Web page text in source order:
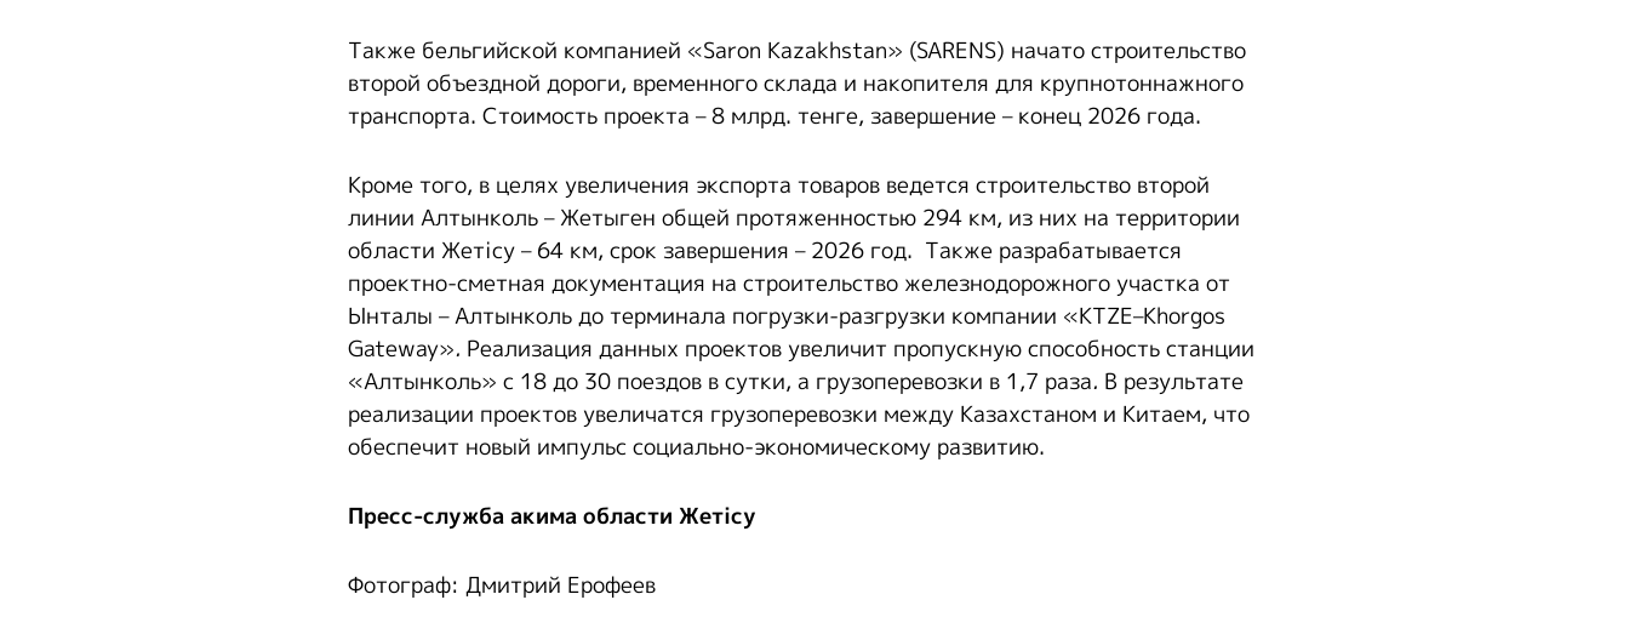
Также бельгийской компанией «Saron Kazakhstan» (SARENS) начато строительство
второй объездной дороги, временного склада и накопителя для крупнотоннажного
транспорта. Стоимость проекта – 8 млрд. тенге, завершение – конец 2026 года.
Кроме того, в целях увеличения экспорта товаров ведется строительство второй
линии Алтынколь – Жетыген общей протяженностью 294 км, из них на территории
области Жетісу – 64 км, срок завершения – 2026 год. Также разрабатывается
проектно-сметная документация на строительство железнодорожного участка от
Ынталы – Алтынколь до терминала погрузки-разгрузки компании «KTZE–Khorgos
Gateway». Реализация данных проектов увеличит пропускную способность станции
«Алтынколь» с 18 до 30 поездов в сутки, а грузоперевозки в 1,7 раза. В результате
реализации проектов увеличатся грузоперевозки между Казахстаном и Китаем, что
обеспечит новый импульс социально-экономическому развитию.
Пресс-служба акима области Жетісу
Фотограф: Дмитрий Ерофеев